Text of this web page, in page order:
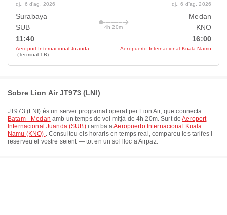
dj., 6 d’ag. 2026
Surabaya
SUB
11:40
Aeroport Internacional Juanda
(Terminal 1B)
4h 20m
dj., 6 d’ag. 2026
Medan
KNO
16:00
Aeropuerto Internacional Kuala Namu
Sobre Lion Air JT973 (LNI)
JT973 (LNI) és un servei programat operat per Lion Air, que connecta
Batam - Medan amb un temps de vol mitjà de4h 20m. Surt deAeroport
Internacional Juanda (SUB) i arriba aAeropuerto Internacional Kuala
Namu (KNO) . Consulteu els horaris en temps real, compareu les tarifes i
reserveu el vostre seient — tot en un sol lloc a Airpaz.